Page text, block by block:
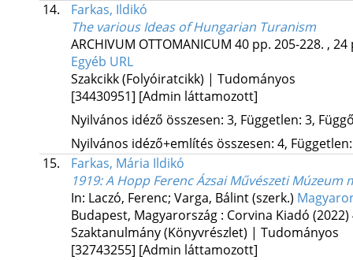
14.
Farkas, Ildikó
The various Ideas of Hungarian Turanism
ARCHIVUM OTTOMANICUM 40 pp. 205-228. ,
Egyéb URL
Szakcikk (Folyóiratcikk) | Tudományos
[34430951] [Admin láttamozott]
Nyilvános idéző összesen: 3, Független: 3,
Nyilvános idéző+említés összesen: 4,
15.
Farkas, Mária Ildikó
1919: A Hopp Ferenc Ázsai Művészeti Múzeum
In: Laczó, Ferenc; Varga, Bálint (szerk.)
Budapest, Magyarország : Corvina Kiadó (2022)
Szaktanulmány (Könyvrészlet) | Tudományos
[32743255] [Admin láttamozott]